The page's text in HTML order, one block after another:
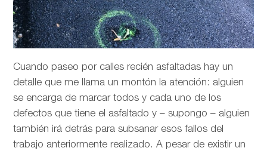
Cuando paseo por calles recién asfaltadas hay un
detalle que me llama un montón la atención: alguien
se encarga de marcar todos y cada uno de los
defectos que tiene el asfaltado y – supongo – alguien
también irá detrás para subsanar esos fallos del
trabajo anteriormente realizado. A pesar de existir un